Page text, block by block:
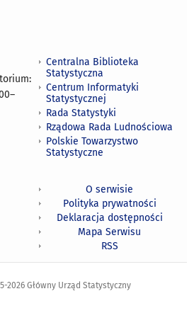
–
Centralna Biblioteka
Statystyczna
Centrum Informatyki
Statystycznej
Rada Statystyki
Rządowa Rada Ludnościowa
Polskie Towarzystwo
Statystyczne
O serwisie
Polityka prywatności
Deklaracja dostępności
Mapa Serwisu
RSS
2026 Główny Urząd Statystyczny